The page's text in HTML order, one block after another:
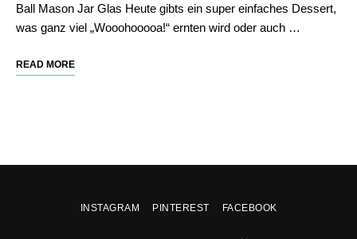
Ball Mason Jar Glas Heute gibts ein super einfaches Dessert,
was ganz viel „Wooohooooa!“ ernten wird oder auch …
READ MORE
INSTAGRAM PINTEREST FACEBOOK